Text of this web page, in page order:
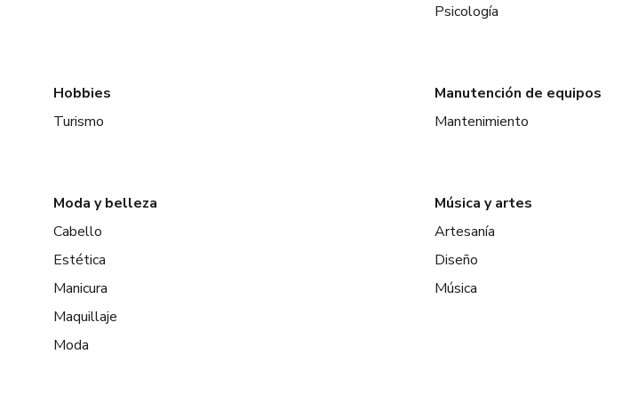
Psicología
Hobbies
Turismo
Manutención de equipos
Mantenimiento
Moda y belleza
Cabello
Estética
Manicura
Maquillaje
Moda
Música y artes
Artesanía
Diseño
Música